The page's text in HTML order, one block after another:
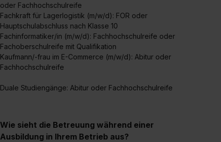
angemessenes Datenschutzniveau (EuGH – Schrems
II). Du kannst die von dir erteilte Einwilligung jederzeit mit
Wirkung für die Zukunft ganz oder teilweise über unsere
Datenschutzerklärung unter dem Punkt „Datenschutz-
Einstellungen“ widerrufen. Weitere Informationen zu den
einzelnen Cookies findest du durch Klick auf „Details
Impressum.
oder Fachhochschulreife
Fachkraft für Lagerlogistik (m/w/d): FOR oder
Hauptschulabschluss nach Klasse 10
Fachinformatiker/in (m/w/d): Fachhochschulreife oder
Fachoberschulreife mit Qualifikation
Kaufmann/-frau im E-Commerce (m/w/d): Abitur oder
Fachhochschulreife
Duale Studiengänge: Abitur oder Fachhochschulreife
Wie sieht die Betreuung während einer
Ausbildung in Ihrem Betrieb aus?